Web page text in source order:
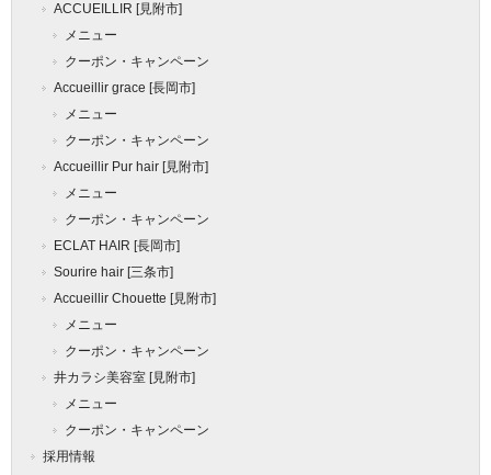
ACCUEILLIR [見附市]
メニュー
クーポン・キャンペーン
Accueillir grace [長岡市]
メニュー
クーポン・キャンペーン
Accueillir Pur hair [見附市]
メニュー
クーポン・キャンペーン
ECLAT HAIR [長岡市]
Sourire hair [三条市]
Accueillir Chouette [見附市]
メニュー
クーポン・キャンペーン
井カラシ美容室 [見附市]
メニュー
クーポン・キャンペーン
採用情報